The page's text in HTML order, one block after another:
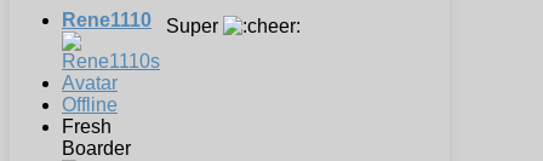
Rene1110
Offline
Fresh
Boarder
Super